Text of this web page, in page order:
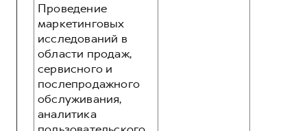
Проведение
маркетинговых
исследований в
области продаж,
сервисного и
послепродажного
обслуживания,
аналитика